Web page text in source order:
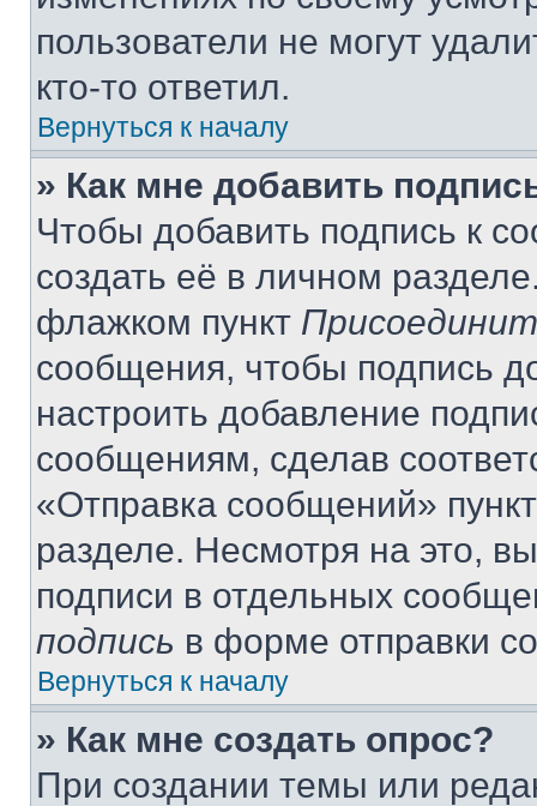
пользователи не могут
кто-то ответил.
Вернуться к началу
» Как мне добавить
Чтобы добавить подпись к
создать её в личном
флажком пункт
сообщения, чтобы подпись
настроить добавление
сообщениям, сделав
«Отправка сообщений»
разделе. Несмотря на это,
подписи в отдельных
подпись в форме отправки
Вернуться к началу
» Как мне создать опрос?
При создании темы или